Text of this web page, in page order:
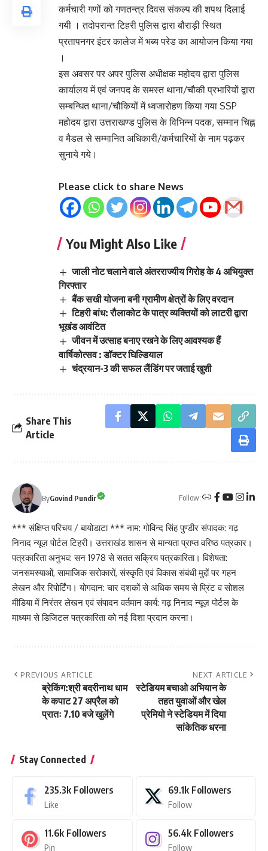
कर्मचारी गणों को गणतन्त्र दिवस संकल्प की शपथ दिलाई
गयी । तदोपरान्त टिहरी पुलिस द्वारा बौराड़ी स्थित
प्रतापनगर इंटर कालेज में भब्य परेड का आयोजन किया गया
।
इस अवसर पर अपर पुलिस अधीक्षक महोदय द्वारा पुलिस
कार्यालय में एवं जनपद के समस्त थाना/चौकी प्रभारियों द्वारा
सम्बन्धित थाना/चौकियों में ध्वजारोहण किया गया SSP
महोदय द्वारा उत्तराखण्ड पुलिस के विभिन्न पदक, सम्मान चिह्न
व मैडल से सम्मानित अधिकारी/कर्मचारियों के नाम पढ़कर
सुनाये गये।
Please click to share News
You Might Also Like
जाली नोट चलाने वाले अंतरराज्यीय गिरोह के 4 अभियुक्त
गिरफ्तार
बैंक सखी योजना बनी ग्रामीण क्षेत्रों के लिए वरदान
टिहरी बांध: रौलाकोट के पात्र व्यक्तियों को लाटरी द्वारा
भूखंड आवंटित
जीवन में उत्साह बनाए रखने के लिए आवश्यक हैं
वार्षिकोत्सव : डॉक्टर घिल्डियाल
चंद्रयान-3 की सफल लैंडिंग पर जताई खुशी
Share This
Article
ByGovind Pundir Follow:
*** संक्षिप्त परिचय / बायोडाटा *** नाम: गोविन्द सिंह पुण्डीर संपादक: गढ़
निनाद न्यूज़ पोर्टल टिहरी। उत्तराखंड शासन से मान्यता प्राप्त वरिष्ठ पत्रकार।
पत्रकारिता अनुभव: सन 1978 से सतत सक्रिय पत्रकारिता। विशेषता:
जनसमस्याओं, सामाजिक सरोकारों, संस्कृति एवं विकास संबंधी मुद्दों पर गहन
लेखन और रिपोर्टिंग। योगदान: चार दशकों से अधिक समय से प्रिंट व सोशल
मीडिया में निरंतर लेखन एवं संपादन वर्तमान कार्य: गढ़ निनाद न्यूज़ पोर्टल के
माध्यम से डिजिटल पत्रकारिता को नई दिशा प्रदान करना।
PREVIOUS ARTICLE
ब्रेकिंग:श्री बदरीनाथ धाम
के कपाट 27 अप्रैल को
प्रातः 7.10 बजे खुलेंगे
NEXT ARTICLE
स्टेडियम बचाओ अभियान के
तहत युवाओं और खेल
प्रेमियो ने स्टेडियम में दिया
सांकेतिक धरना
Stay Connected
235.3k Followers
Like
69.1k Followers
Follow
11.6k Followers
Pin
56.4k Followers
Follow